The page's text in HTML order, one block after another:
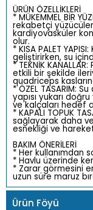
ÜRÜN ÖZELLİKLERİ
* MÜKEMMEL BİR
rekabetçi
kardiyovasküler
olur.
* KISA PALET
geliştirirken, su
* TEKNİK
etkili bir şekilde
quadriceps
* ÖZEL TASARIM:
yapısı yukarı
ve kalçaları hedef
* KAPALI TOPUK
sağlayarak daha
esnekliği ve hareket
BAKIM ÖNERİLERİ
* Her kullanımdan
* Havlu üzerinde
* Zarar görmesini
uzun süre maruz
Ürün Föyü